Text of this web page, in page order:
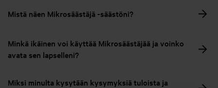
Mistä näen Mikrosäästäjä -säästöni?
Minkä ikäinen voi käyttää Mikrosäästäjää ja voinko
avata sen lapselleni?
Miksi minulta kysytään kysymyksiä tuloista ja